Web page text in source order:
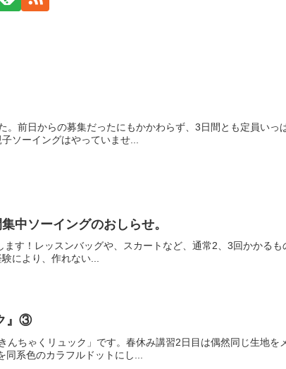
前日からの募集だったにもかかわらず、3日間とも定員いっ
ソーイングはやっていませ...
中ソーイングのおしらせ。
す！レッスンバッグや、スカートなど、通常2、3回かかるも
により、作れない...
』③
ちゃくリュック」です。春休み講習2日目は偶然同じ生地を
系色のカラフルドットにし...